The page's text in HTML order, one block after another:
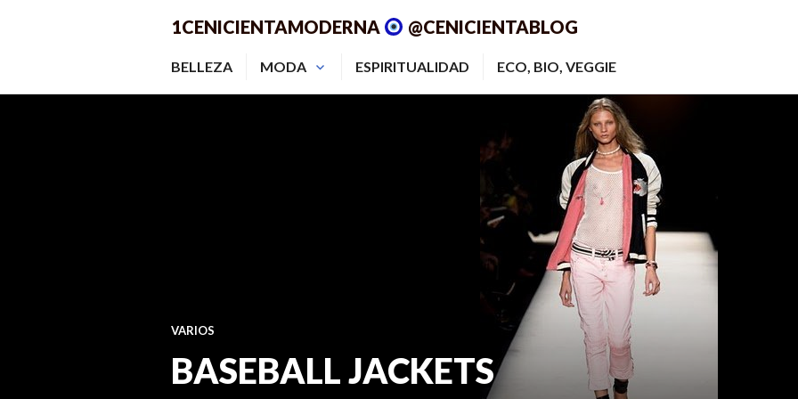
1CENICIENTAMODERNA @CENICIENTABLOG
BELLEZA MODA ESPIRITUALIDAD ECO, BIO, VEGGIE
VARIOS
BASEBALL JACKETS